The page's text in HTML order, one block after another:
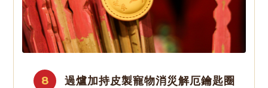
8 過爐加持皮製寵物消災解厄鑰匙圈